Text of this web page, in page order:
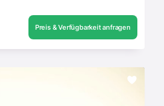
Preis & Verfügbarkeit anfragen